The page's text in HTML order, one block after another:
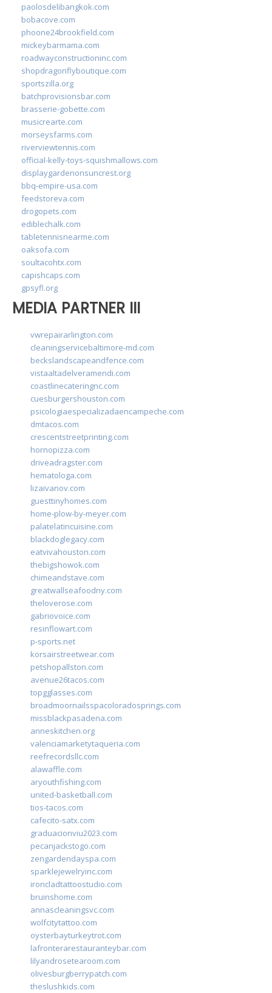
paolosdelibangkok.com
bobacove.com
phoone24brookfield.com
mickeybarmama.com
roadwayconstructioninc.com
shopdragonflyboutique.com
sportszilla.org
batchprovisionsbar.com
brasserie-gobette.com
musicrearte.com
morseysfarms.com
riverviewtennis.com
official-kelly-toys-squishmallows.com
displaygardenonsuncrest.org
bbq-empire-usa.com
feedstoreva.com
drogopets.com
ediblechalk.com
tabletennisnearme.com
oaksofa.com
soultacohtx.com
capishcaps.com
gpsyfl.org
MEDIA PARTNER III
vwrepairarlington.com
cleaningservicebaltimore-md.com
beckslandscapeandfence.com
vistaaltadelveramendi.com
coastlinecateringnc.com
cuesburgershouston.com
psicologiaespecializadaencampeche.com
dmtacos.com
crescentstreetprinting.com
hornopizza.com
driveadragster.com
hematologa.com
lizaivanov.com
guesttinyhomes.com
home-plow-by-meyer.com
palatelatincuisine.com
blackdoglegacy.com
eatvivahouston.com
thebigshowok.com
chimeandstave.com
greatwallseafoodny.com
theloverose.com
gabriovoice.com
resinflowart.com
p-sports.net
korsairstreetwear.com
petshopallston.com
avenue26tacos.com
topgglasses.com
broadmoornailsspacoloradosprings.com
missblackpasadena.com
anneskitchen.org
valenciamarketytaqueria.com
reefrecordsllc.com
alawaffle.com
aryouthfishing.com
united-basketball.com
tios-tacos.com
cafecito-satx.com
graduacionviu2023.com
pecanjackstogo.com
zengardendayspa.com
sparklejewelryinc.com
ironcladtattoostudio.com
bruinshome.com
annascleaningsvc.com
wolfcitytattoo.com
oysterbayturkeytrot.com
lafronterarestauranteybar.com
lilyandrosetearoom.com
olivesburgberrypatch.com
theslushkids.com